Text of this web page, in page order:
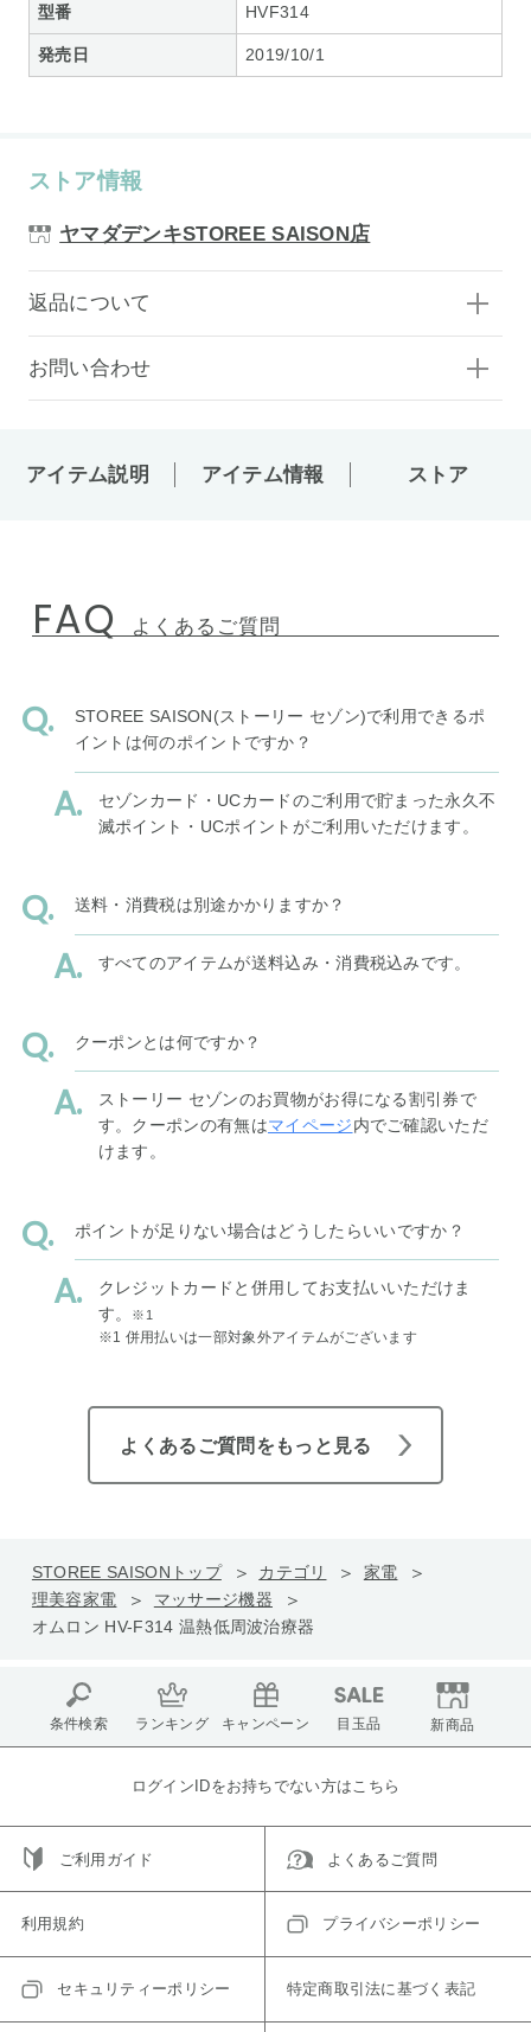
型番 HVF314
発売日 2019/10/1
ストア情報
ヤマダデンキSTOREE SAISON店
返品について
お問い合わせ
アイテム説明 アイテム情報 ストア
FAQ よくあるご質問
STOREE SAISON(ストーリー セゾン)で利用できるポ
イントは何のポイントですか？
セゾンカード・UCカードのご利用で貯まった永久不
滅ポイント・UCポイントがご利用いただけます。
送料・消費税は別途かかりますか？
すべてのアイテムが送料込み・消費税込みです。
クーポンとは何ですか？
ストーリー セゾンのお買物がお得になる割引券で
す。クーポンの有無はマイページ内でご確認いただ
けます。
ポイントが足りない場合はどうしたらいいですか？
クレジットカードと併用してお支払いいただけま
す。
※1
※1 併用払いは一部対象外アイテムがございます
よくあるご質問をもっと見る
STOREE SAISONトップ カテゴリ
家電
理美容家電
マッサージ機器
オムロン HV-F314 温熱低周波治療器
条件検索 ランキング キャンペーン 目玉品 新商品
ログインIDをお持ちでない方はこちら
ご利用ガイド よくあるご質問
利用規約 プライバシーポリシー
セキュリティーポリシー 特定商取引法に基づく表記